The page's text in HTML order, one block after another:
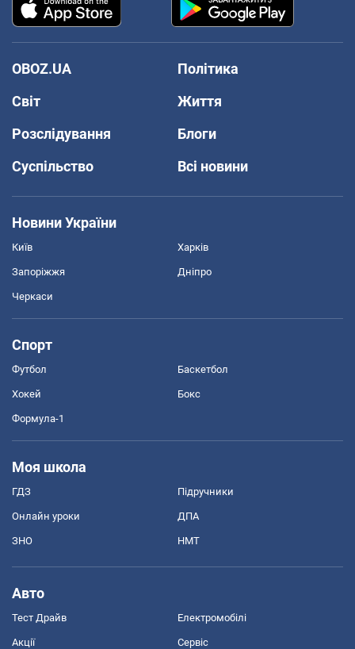
OBOZ.UA
Політика
Світ
Життя
Розслідування
Блоги
Суспільство
Всі новини
Новини України
Київ Харків
Запоріжжя Дніпро
Черкаси
Спорт
Футбол Баскетбол
Хокей Бокс
Формула-1
Моя школа
ГДЗ Підручники
Онлайн уроки ДПА
ЗНО НМТ
Авто
Тест Драйв Електромобілі
Акції Сервіс